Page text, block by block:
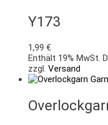
Y173
1,99 €
Enthält 19% MwSt.
zzgl. Versand